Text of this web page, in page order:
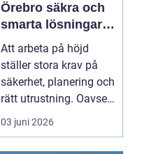
Örebro säkra och
smarta lösningar
för renovering och
bygge
Att arbeta på höjd
ställer stora krav på
säkerhet, planering och
rätt utrustning. Oavsett
om det gäl...
03 juni 2026